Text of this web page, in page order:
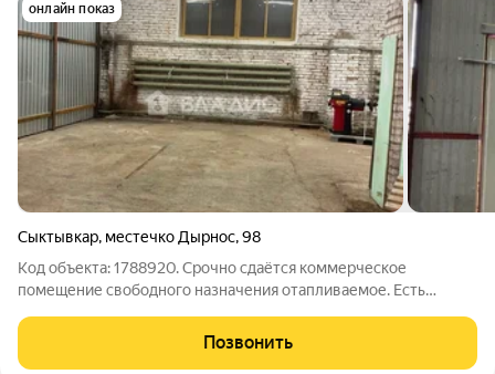
онлайн показ
Сыктывкар, местечко Дырнос,98
Код объекта: 1788920. Срочно сдаётся коммерческое
помещение свободного назначения отапливаемое. Есть
кв. м, высота потолков 5 метров. Помещение угловое, есть
один раздельный санузел. Этот
Позвонить